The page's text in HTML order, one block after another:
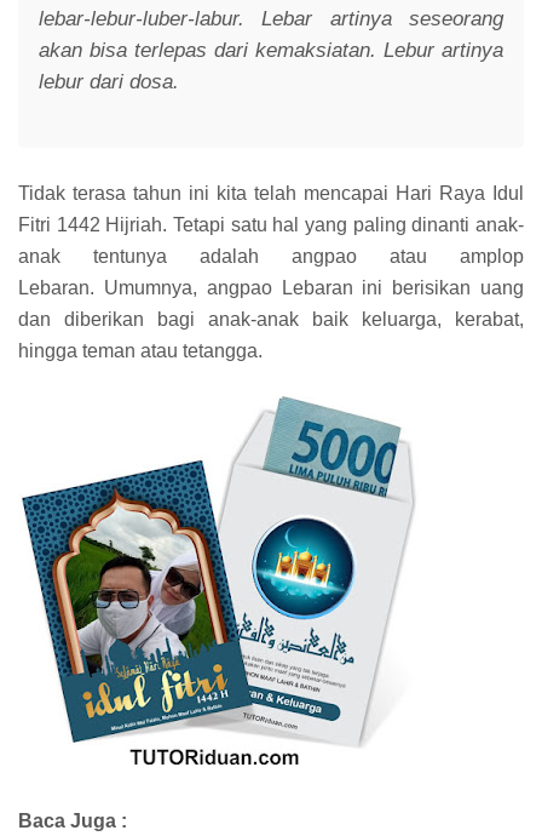
lebar-lebur-luber-labur. Lebar artinya seseorang
akan bisa terlepas dari kemaksiatan. Lebur artinya
lebur dari dosa.
Tidak terasa tahun ini kita telah mencapai Hari Raya Idul
Fitri 1442 Hijriah. Tetapi satu hal yang paling dinanti anak-
anak tentunya adalah angpao atau amplop
Lebaran. Umumnya, angpao Lebaran ini berisikan uang
dan diberikan bagi anak-anak baik keluarga, kerabat,
hingga teman atau tetangga.
Baca Juga :